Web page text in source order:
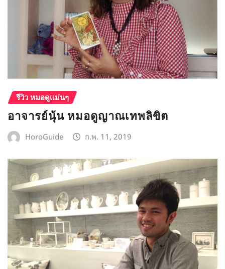
รีวิว หมอดูแม่นๆ
อาจารย์นุ้น หมอดูญาณเทพลิขิต
HoroGuide ก.พ. 11, 2019